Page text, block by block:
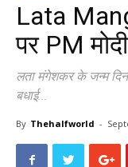
Lata
पर PM
लता मंगेशकर के जन्म दिन
बधाई...
By Thehalfworld -